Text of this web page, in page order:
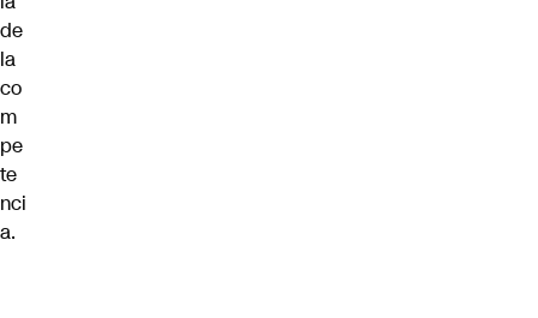
de
la
co
m
pe
te
nci
a.